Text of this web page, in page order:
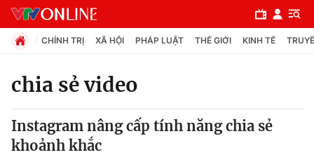
Chuyên mục
Chính trị
CHÍNH TRỊ XÃ HỘI PHÁP LUẬT THẾ GIỚI KINH TẾ
chia sẻ video
Instagram nâng cấp tính năng chia sẻ
khoảnh khắc